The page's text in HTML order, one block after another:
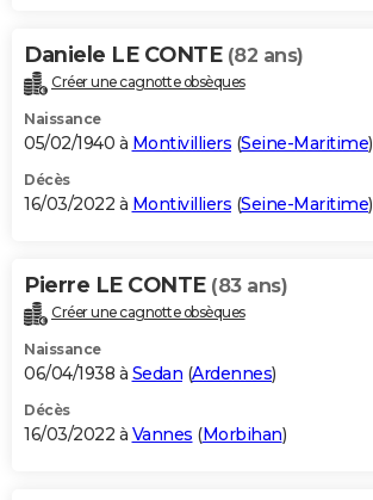
Daniele LE CONTE (82 ans)
Créer une cagnotte obsèques
Naissance
05/02/1940 à Montivilliers (Seine-Maritime)
Décès
16/03/2022 à Montivilliers (Seine-Maritime)
Pierre LE CONTE (83 ans)
Créer une cagnotte obsèques
Naissance
06/04/1938 à Sedan (Ardennes)
Décès
16/03/2022 à Vannes (Morbihan)